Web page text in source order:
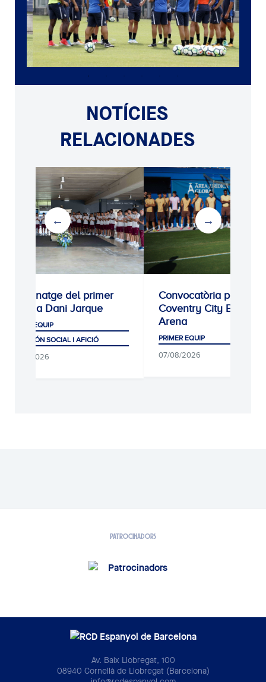
NOTÍCIES
RELACIONADES
Homenatge del primer
equip a Dani Jarque
PRIMER EQUIP
CLUB, MÓN SOCIAL I AFICIÓ
07/08/2026
Convocatòria per al
Coventry City Building
Arena
PRIMER EQUIP
07/08/2026
PATROCINADORS
Av. Baix Llobregat, 100
08940 Cornellà de Llobregat (Barcelona)